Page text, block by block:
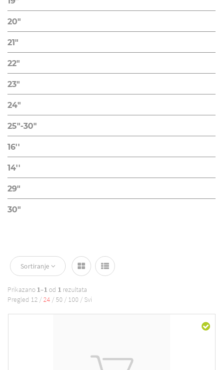
20"
21"
22"
23"
24"
25"-30"
16''
14''
29"
30"
Sortiranje
Prikazano 1–1 od 1 rezultata
Pregled 12 /24 /50 / 100 / Svi